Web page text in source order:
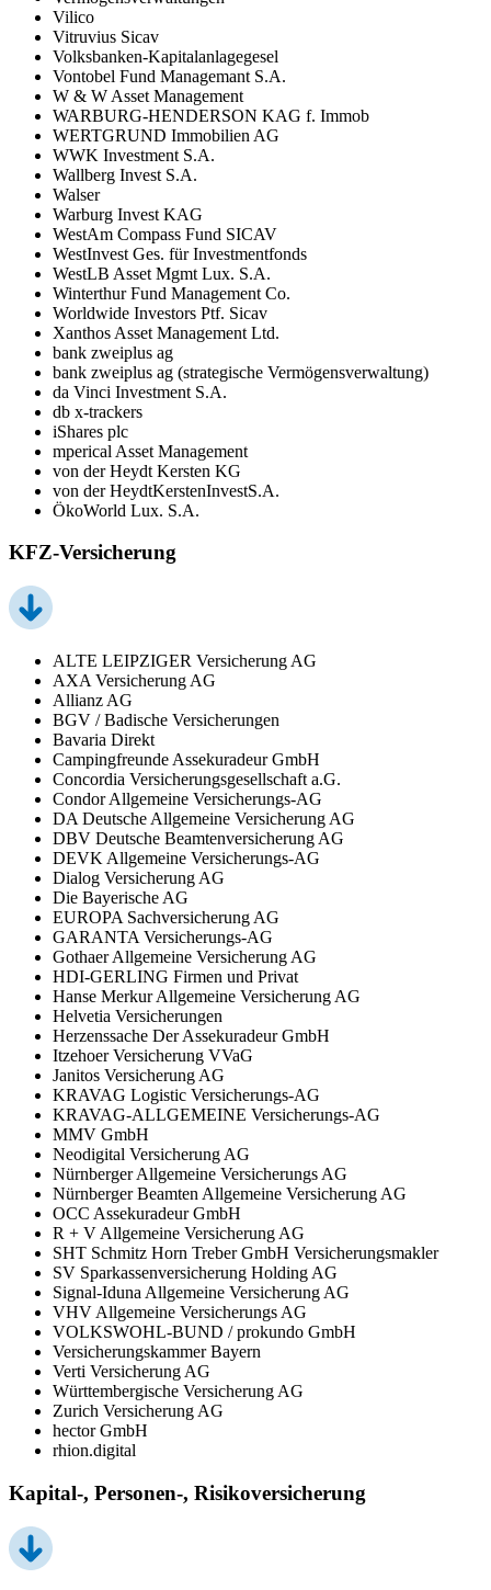
Vilico
Vitruvius Sicav
Volksbanken-Kapitalanlagegesel
Vontobel Fund Managemant S.A.
W & W Asset Management
WARBURG-HENDERSON KAG f. Immob
WERTGRUND Immobilien AG
WWK Investment S.A.
Wallberg Invest S.A.
Walser
Warburg Invest KAG
WestAm Compass Fund SICAV
WestInvest Ges. für Investmentfonds
WestLB Asset Mgmt Lux. S.A.
Winterthur Fund Management Co.
Worldwide Investors Ptf. Sicav
Xanthos Asset Management Ltd.
bank zweiplus ag
bank zweiplus ag (strategische Vermögensverwaltung)
da Vinci Investment S.A.
db x-trackers
iShares plc
mperical Asset Management
von der Heydt Kersten KG
von der HeydtKerstenInvestS.A.
ÖkoWorld Lux. S.A.
KFZ-Versicherung
ALTE LEIPZIGER Versicherung AG
AXA Versicherung AG
Allianz AG
BGV / Badische Versicherungen
Bavaria Direkt
Campingfreunde Assekuradeur GmbH
Concordia Versicherungsgesellschaft a.G.
Condor Allgemeine Versicherungs-AG
DA Deutsche Allgemeine Versicherung AG
DBV Deutsche Beamtenversicherung AG
DEVK Allgemeine Versicherungs-AG
Dialog Versicherung AG
Die Bayerische AG
EUROPA Sachversicherung AG
GARANTA Versicherungs-AG
Gothaer Allgemeine Versicherung AG
HDI-GERLING Firmen und Privat
Hanse Merkur Allgemeine Versicherung AG
Helvetia Versicherungen
Herzenssache Der Assekuradeur GmbH
Itzehoer Versicherung VVaG
Janitos Versicherung AG
KRAVAG Logistic Versicherungs-AG
KRAVAG-ALLGEMEINE Versicherungs-AG
MMV GmbH
Neodigital Versicherung AG
Nürnberger Allgemeine Versicherungs AG
Nürnberger Beamten Allgemeine Versicherung AG
OCC Assekuradeur GmbH
R + V Allgemeine Versicherung AG
SHT Schmitz Horn Treber GmbH Versicherungsmakler
SV Sparkassenversicherung Holding AG
Signal-Iduna Allgemeine Versicherung AG
VHV Allgemeine Versicherungs AG
VOLKSWOHL-BUND / prokundo GmbH
Versicherungskammer Bayern
Verti Versicherung AG
Württembergische Versicherung AG
Zurich Versicherung AG
hector GmbH
rhion.digital
Kapital-, Personen-, Risikoversicherung